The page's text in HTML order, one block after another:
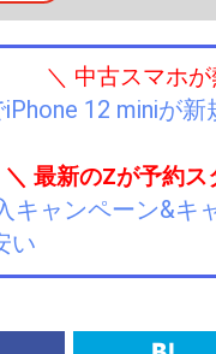
＼ 中古スマホが
12 miniが
＼ 最新のZが予約ス
キャンペーン&キ
い